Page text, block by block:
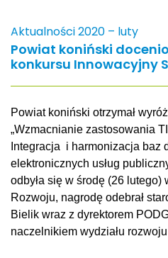
Aktualności 2020 – luty
Powiat koniński
konkursu Innowacyjny
Powiat koniński otrzymał
„Wzmacnianie zastosowania
Integracja i harmonizacja baz
elektronicznych usług
odbyła się w środę (26
Rozwoju, nagrodę odebrał
Bielik wraz z dyrektorem
naczelnikiem wydziału